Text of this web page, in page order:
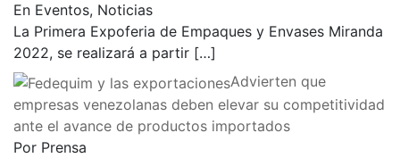
En Eventos, Noticias
La Primera Expoferia de Empaques y Envases Miranda
2022, se realizará a partir […]
Advierten que
empresas venezolanas deben elevar su competitividad
ante el avance de productos importados
Por Prensa